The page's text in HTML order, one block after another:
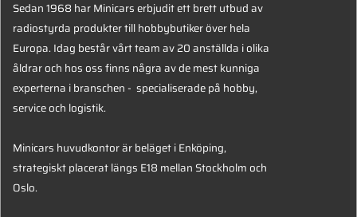
Sedan 1968 har Minicars erbjudit ett brett utbud av
radiostyrda produkter till hobbybutiker över hela
Europa. Idag består vårt team av 20 anställda i olika
åldrar och hos oss finns några av de mest kunniga
experterna i branschen - specialiserade på hobby,
service och logistik.
Minicars huvudkontor är beläget i Enköping,
strategiskt placerat längs E18 mellan Stockholm och
Oslo.